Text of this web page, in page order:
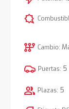
comic_bubble
auto_transmission Cambio:
Puertas: 5
group Plazas: 5